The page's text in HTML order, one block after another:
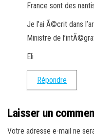
France sont des
Je l’ai Ã©crit dans
Ministre de
Eli
Répondre
Laisser un
Votre adresse e-mail ne